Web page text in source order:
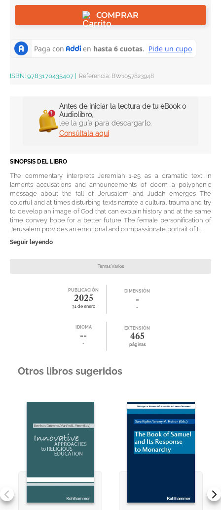
COMPRAR
ISBN: 9783170435407 Referencia: BW1057823948
Antes de iniciar la lectura de tu eBook o
Audiolibro,
lee la guía para descargarlo.
Consúltala aquí
SINOPSIS DEL LIBRO
The commentary interprets Jeremiah 1-25 as a dramatic text In
laments accusations and announcements of doom a polyphonic
message about the fall of Jerusalem and Judah emerges The
colorful and at times disturbing texts narrate a cultural trauma and try
to develop an image of God that can explain history and at the same
time convey hope for a better future The female personification of
Jerusalem provides an emotional and compassionate portrait of t...
Seguir leyendo
Temas Varios
PUBLICACIÓN
2025
31 de enero
DIMENSIÓN
-
-
IDIOMA
--
-
EXTENSIÓN
465
páginas
Otros libros sugeridos